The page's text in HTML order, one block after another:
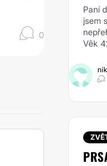
0
Paní
jsem
Věk